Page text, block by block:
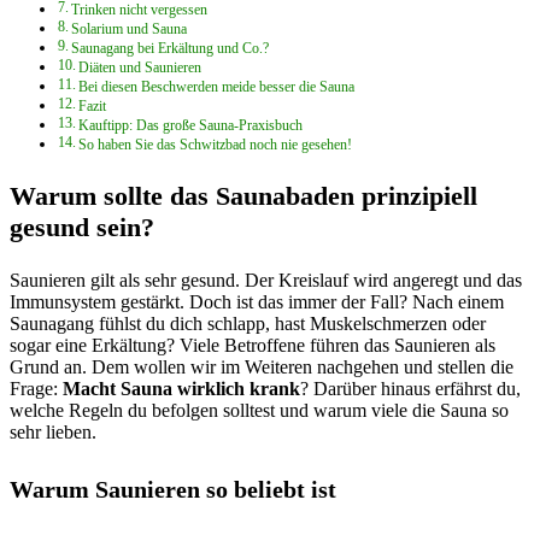
Trinken nicht vergessen
Solarium und Sauna
Saunagang bei Erkältung und Co.?
Diäten und Saunieren
Bei diesen Beschwerden meide besser die Sauna
Fazit
Kauftipp: Das große Sauna-Praxisbuch
So haben Sie das Schwitzbad noch nie gesehen!
Warum sollte das Saunabaden prinzipiell
gesund sein?
Saunieren gilt als sehr gesund. Der Kreislauf wird angeregt und das
Immunsystem gestärkt. Doch ist das immer der Fall? Nach einem
Saunagang fühlst du dich schlapp, hast Muskelschmerzen oder
sogar eine Erkältung? Viele Betroffene führen das Saunieren als
Grund an. Dem wollen wir im Weiteren nachgehen und stellen die
Frage: Macht Sauna wirklich krank? Darüber hinaus erfährst du,
welche Regeln du befolgen solltest und warum viele die Sauna so
sehr lieben.
Warum Saunieren so beliebt ist